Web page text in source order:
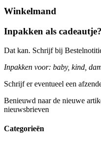
Winkelmand
Inpakken als cadeautje?
Dat kan. Schrijf bij
Inpakken voor: baby, kind,
Schrijf er eventueel een
Benieuwd naar de nieuwe
nieuwsbrieven
Categorieën